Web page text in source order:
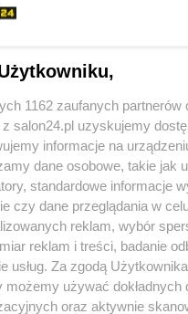
Facebook Instagram
1162 zaufanych partnerów
z salon24.pl uzyskujemy
informacje na
dane osobowe, takie jak
standardowe informacje
czy dane przeglądania w
reklam, wybór
reklam i treści, badanie
usług. Za zgodą
możemy używać dokładnych
oraz aktywnie